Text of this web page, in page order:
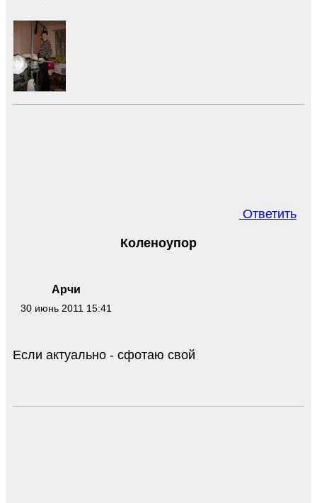
Ответить
Арчи
30 июнь 2011 15:41
Коленоупор
Если актуально - сфотаю свой